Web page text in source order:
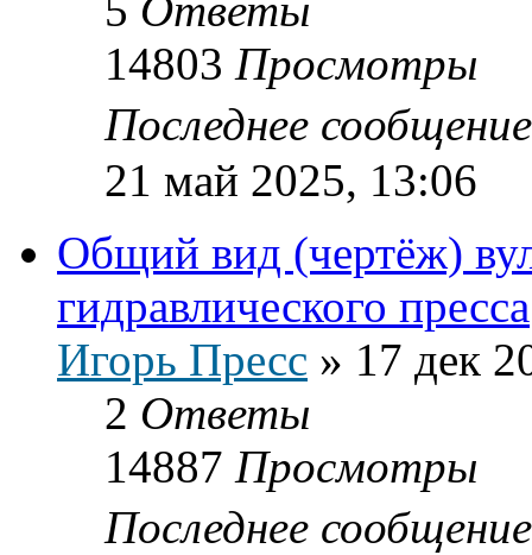
14803 Просмотры
Последнее
21 май 2025, 13:06
Общий вид (чертёж)
гидравлического пресса
Игорь Пресс » 17 дек
2 Ответы
14887 Просмотры
Последнее